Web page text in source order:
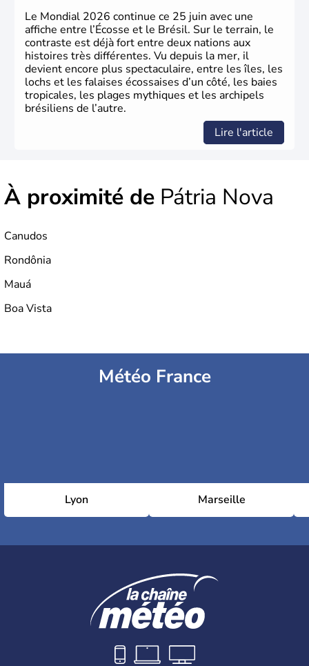
Le Mondial 2026 continue ce 25 juin avec une
affiche entre l’Écosse et le Brésil. Sur le terrain, le
contraste est déjà fort entre deux nations aux
histoires très différentes. Vu depuis la mer, il
devient encore plus spectaculaire, entre les îles, les
lochs et les falaises écossaises d’un côté, les baies
tropicales, les plages mythiques et les archipels
brésiliens de l’autre.
Lire l'article
À proximité de Pátria Nova
Canudos
Rondônia
Mauá
Boa Vista
Météo France
Lyon Marseille